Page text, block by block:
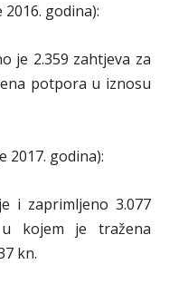
2016. godina):
je 2.359 zahtjeva za
potpora u iznosu
2017. godina):
i zaprimljeno 3.077
kojem je tražena
kn.